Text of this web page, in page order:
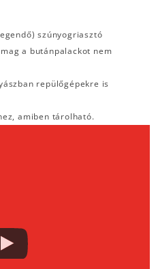
szúnyogriasztó
a butánpalackot nem
repülőgépekre is
amiben tárolható.